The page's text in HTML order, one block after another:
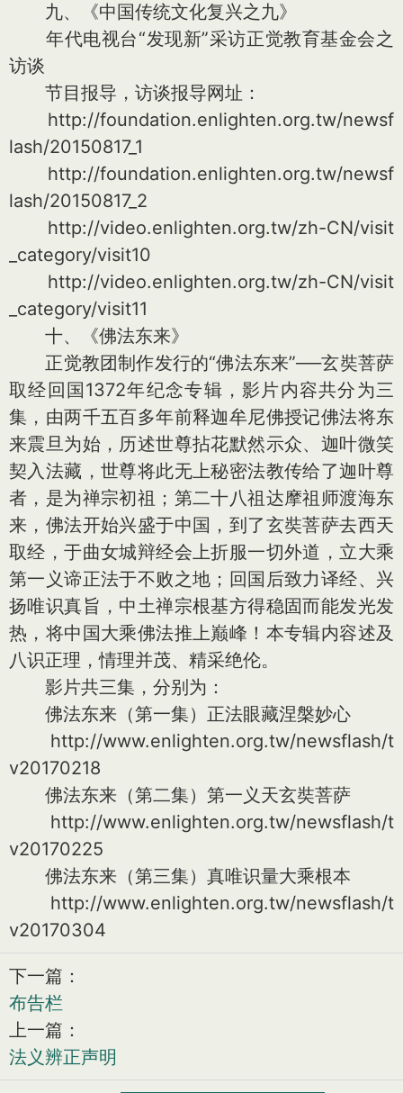
九、《中国传统文化复兴之九》
年代电视台“发现新”采访正觉教育基金会之
访谈
节目报导，访谈报导网址：
http://foundation.enlighten.org.tw/newsf
lash/20150817_1
http://foundation.enlighten.org.tw/newsf
lash/20150817_2
http://video.enlighten.org.tw/zh-CN/visit
_category/visit10
http://video.enlighten.org.tw/zh-CN/visit
_category/visit11
十、《佛法东来》
正觉教团制作发行的“佛法东来”──玄奘菩萨
取经回国1372年纪念专辑，影片内容共分为三
集，由两千五百多年前释迦牟尼佛授记佛法将东
来震旦为始，历述世尊拈花默然示众、迦叶微笑
契入法藏，世尊将此无上秘密法教传给了迦叶尊
者，是为禅宗初祖；第二十八祖达摩祖师渡海东
来，佛法开始兴盛于中国，到了玄奘菩萨去西天
取经，于曲女城辩经会上折服一切外道，立大乘
第一义谛正法于不败之地；回国后致力译经、兴
扬唯识真旨，中土禅宗根基方得稳固而能发光发
热，将中国大乘佛法推上巅峰！本专辑内容述及
八识正理，情理并茂、精采绝伦。
影片共三集，分别为：
佛法东来（第一集）正法眼藏涅槃妙心
http://www.enlighten.org.tw/newsflash/t
v20170218
佛法东来（第二集）第一义天玄奘菩萨
http://www.enlighten.org.tw/newsflash/t
v20170225
佛法东来（第三集）真唯识量大乘根本
http://www.enlighten.org.tw/newsflash/t
v20170304
下一篇：
布告栏
上一篇：
法义辨正声明